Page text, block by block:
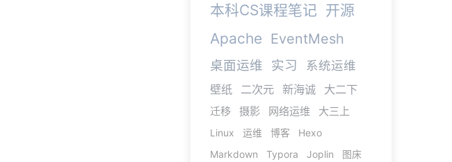
本科CS课程笔记 开源
Apache EventMesh
桌面运维 实习 系统运维
壁纸 二次元 新海诚 大二下
迁移 摄影 网络运维 大三上
Linux 运维 博客
Hexo
Markdown
Typora Joplin
图床